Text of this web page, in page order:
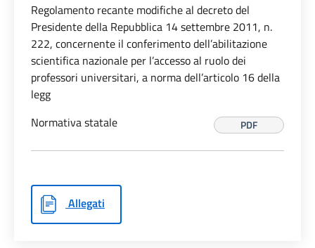
Regolamento recante modifiche al decreto del
Presidente della Repubblica 14 settembre 2011, n.
222, concernente il conferimento dell’abilitazione
scientifica nazionale per l’accesso al ruolo dei
professori universitari, a norma dell’articolo 16 della
legg
Normativa statale
PDF
Allegati